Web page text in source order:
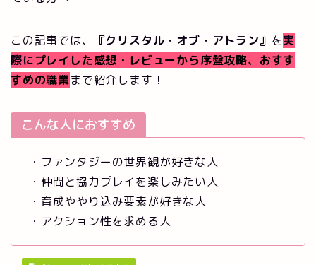
この記事では、 『クリスタル・オブ・アトラン』 を実
際にプレイした感想・レビューから序盤攻略、おすす
すめの職業まで紹介します！
こんな人におすすめ
・ファンタジーの世界観が好きな人
・仲間と協力プレイを楽しみたい人
・育成ややり込み要素が好きな人
・アクション性を求める人